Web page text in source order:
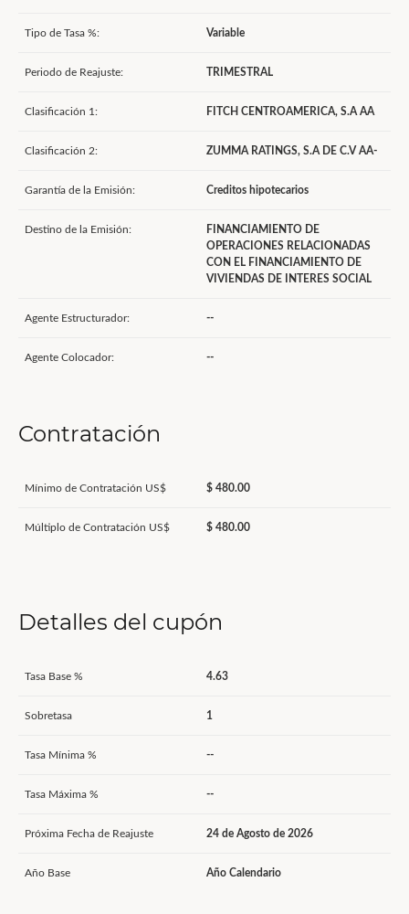
Tipo de Tasa %: Variable
Periodo de Reajuste: TRIMESTRAL
Clasificación 1: FITCH CENTROAMERICA, S.A AA
Clasificación 2: ZUMMA RATINGS, S.A DE C.V AA-
Garantía de la Emisión: Creditos hipotecarios
Destino de la Emisión:
FINANCIAMIENTO DE
OPERACIONES RELACIONADAS
CON EL FINANCIAMIENTO DE
VIVIENDAS DE INTERES SOCIAL
Agente Estructurador: --
Agente Colocador: --
Contratación
Mínimo de Contratación US$ $ 480.00
Múltiplo de Contratación US$ $ 480.00
Detalles del cupón
Tasa Base % 4.63
Sobretasa 1
Tasa Mínima % --
Tasa Máxima % --
Próxima Fecha de Reajuste 24 de Agosto de 2026
Año Base Año Calendario